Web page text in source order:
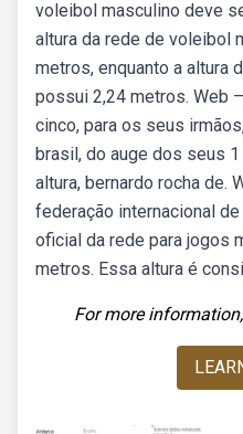
voleibol masculino deve
altura da rede de voleibol
metros, enquanto a altura
possui 2,24 metros. Web
cinco, para os seus
brasil, do auge dos seus
altura, bernardo rocha de.
federação internacional
oficial da rede para jogos
metros. Essa altura é
For more